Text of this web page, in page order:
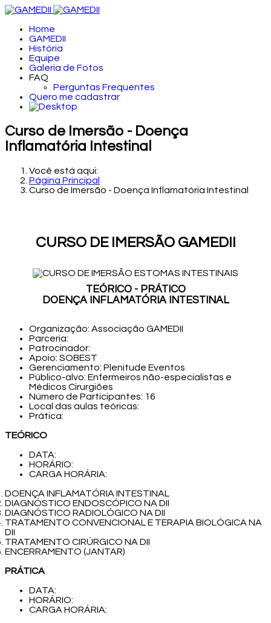
Home
GAMEDII
História
Equipe
Galeria de Fotos
FAQ
Perguntas Frequentes
Quero me cadastrar
Curso de Imersão - Doença
Inflamatória Intestinal
Você está aqui:
Página Principal
Curso de Imersão - Doença Inflamatória Intestinal
CURSO DE IMERSÃO GAMEDII
TEÓRICO - PRÁTICO
DOENÇA INFLAMATÓRIA INTESTINAL
Organização: Associação GAMEDII
Parceria:
Patrocinador:
Apoio: SOBEST
Gerenciamento: Plenitude Eventos
Público-alvo: Enfermeiros não-especialistas e
Médicos Cirurgiões
Número de Participantes: 16
Local das aulas teóricas:
Prática:
TEÓRICO
DATA:
HORÁRIO:
CARGA HORÁRIA:
DOENÇA INFLAMATÓRIA INTESTINAL
DIAGNÓSTICO ENDOSCÓPICO NA DII
DIAGNÓSTICO RADIOLÓGICO NA DII
TRATAMENTO CONVENCIONAL E TERAPIA BIOLÓGICA NA
DII
TRATAMENTO CIRÚRGICO NA DII
ENCERRAMENTO (JANTAR)
PRÁTICA
DATA:
HORÁRIO:
CARGA HORÁRIA: